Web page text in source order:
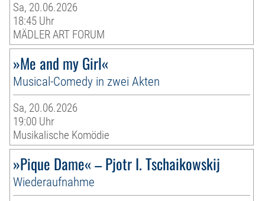
Sa, 20.06.2026
18:45 Uhr
MÄDLER ART FORUM
»Me and my Girl«
Musical-Comedy in zwei Akten
Sa, 20.06.2026
19:00 Uhr
Musikalische Komödie
»Pique Dame« – Pjotr I. Tschaikowskij
Wiederaufnahme